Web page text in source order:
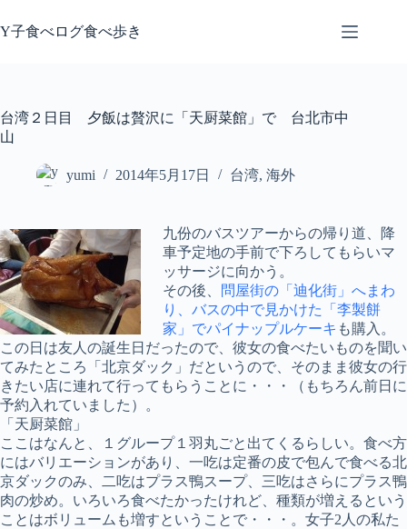
ン
ス
キ
Y子食べログ食べ歩き
台湾２日目 夕飯は贅沢に「天厨菜館」で 台北市中
山
yumi 2014年5月17日 台湾, 海外
九份のバスツアーからの帰り道、降
車予定地の手前で下ろしてもらいマ
ッサージに向かう。
その後、
問屋街の「迪化街」へまわ
り、バスの中で見かけた「李製餅
家」でパイナップルケーキ も購入。
この日は友人の誕生日だったので、彼女の食べたいものを聞い
てみたところ「北京ダック」だというので、そのまま彼女の行
きたい店に連れて行ってもらうことに・・・（もちろん前日に
予約入れていました）。
「天厨菜館」
ここはなんと、１グループ１羽丸ごと出てくるらしい。食べ方
にはバリエーションがあり、一吃は定番の皮で包んで食べる北
京ダックのみ、二吃はプラス鴨スープ、三吃はさらにプラス鴨
肉の炒め。いろいろ食べたかったけれど、種類が増えるという
ことはボリュームも増すということで・・・。女子2人の私た